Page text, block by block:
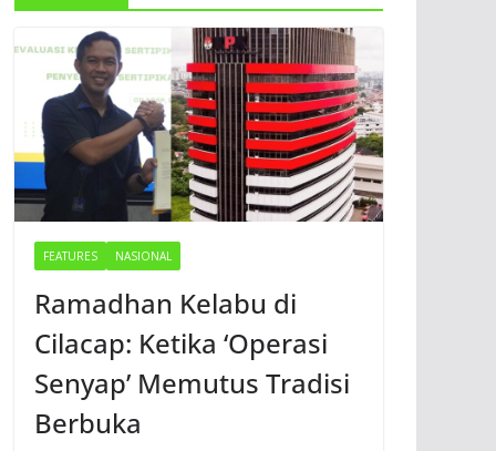
FEATURES NASIONAL
Ramadhan Kelabu di
Cilacap: Ketika ‘Operasi
Senyap’ Memutus Tradisi
Berbuka